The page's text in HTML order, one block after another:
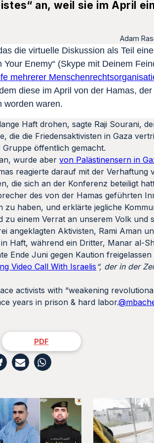
an, weil sie im April ein
Adam
die virtuelle Diskussion als Teil
Enemy“ (Skype mit Deinem
mehrerer
diese im April von der Hamas,
worden waren.
Haft drohen, sagte Raji Sourani,
die Friedensaktivisten in Gaza
öffentlich gemacht.
wurde abervon Palästinensern in
reagierte darauf mit der Verhaftung
die sich an der Konferenz beteiligt
des von der Hamas geführten
zu haben, und erklärte jegliche
einem Verrat an unserem Volk und
angeklagten Aktivisten, Rami Aman
Haft, während ein Dritter, Manar al-
Ende Juni gegen Kaution freigelassen
Video Call With Israelis “, der in der
activists with “weakening
years in prison & hard labor.
PDF